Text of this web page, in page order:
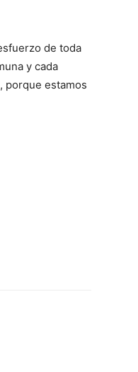
de toda
y cada
porque estamos